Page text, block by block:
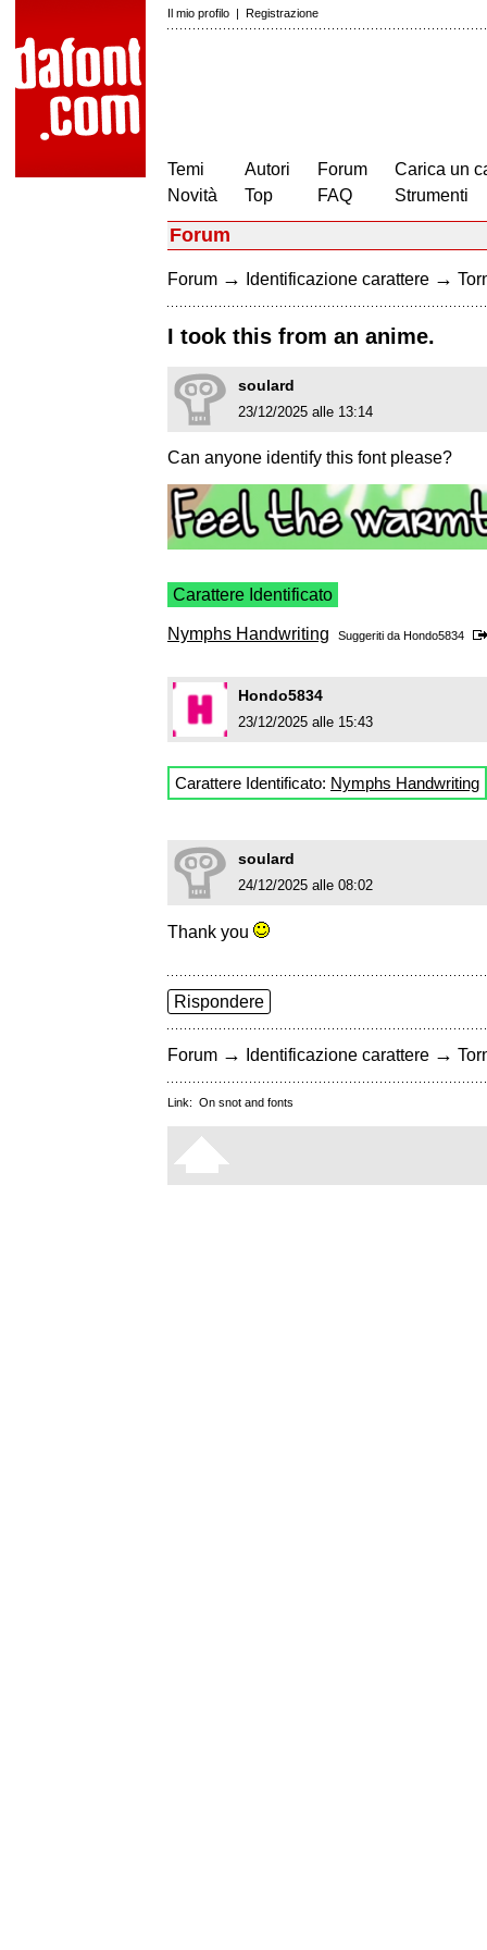
Il mio profilo | Registrazione
Temi
Novità
Autori
Top
Forum
FAQ
Carica un
Strumenti
Forum
Forum → Identificazione carattere →
I took this from an anime.
soulard
23/12/2025 alle 13:14
Can anyone identify this font please?
Carattere Identificato
Nymphs Handwriting Suggeriti da Hondo5834
Hondo5834
23/12/2025 alle 15:43
Carattere Identificato: Nymphs Handwriting
soulard
24/12/2025 alle 08:02
Thank you
Rispondere
Forum → Identificazione carattere →
Link: On snot and fonts